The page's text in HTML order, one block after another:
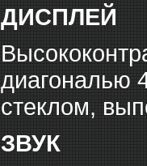
ДИСПЛЕЙ
диагональю
стеклом,
ЗВУК